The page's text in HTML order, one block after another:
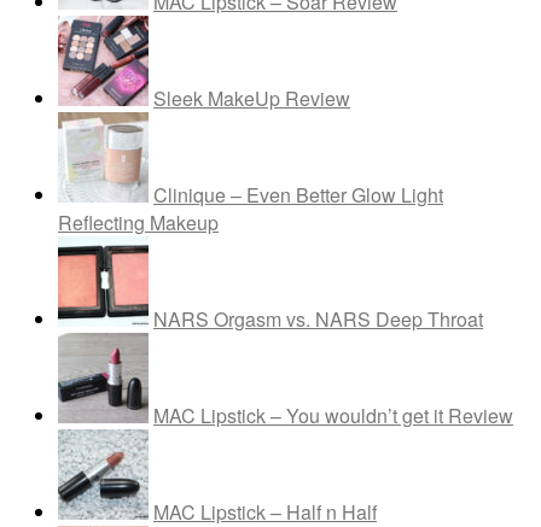
Sleek MakeUp Review
Clinique – Even Better Glow Light
Reflecting Makeup
NARS Orgasm vs. NARS Deep Throat
MAC Lipstick – You wouldn’t get it Review
MAC Lipstick – Half n Half